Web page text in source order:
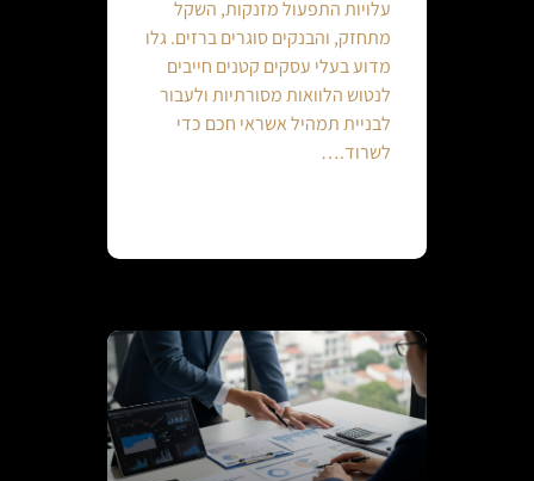
עלויות התפעול מזנקות, השקל
מתחזק, והבנקים סוגרים ברזים. גלו
מדוע בעלי עסקים קטנים חייבים
לנטוש הלוואות מסורתיות ולעבור
לבניית תמהיל אשראי חכם כדי
לשרוד.…